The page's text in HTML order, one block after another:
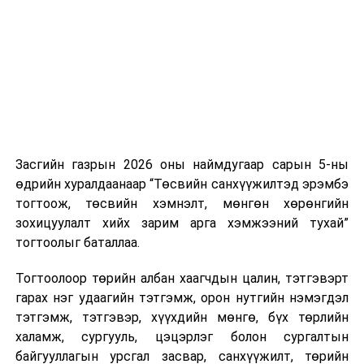
Шинэ хууль Францын зах зээлд үйлчилдэг гадаадын
дуудлагын төвүүдэд нөлөөлөхөөр байна. Тухайлбал,
Мароккогийн дуудлагын төвүүдийн орлогын 80 гаруй
хувь Францын зах зээлээс бүрддэг бөгөөд тус улсын
40–50 мянган ажлын байр эрсдэлд орж болзошгүйг
Засгийн газрын 2026 оны наймдугаар сарын 5-ны
өдрийн хуралдаанаар “Төсвийн санхүүжилтэд эрэмбэ
тогтоож, төсвийн хэмнэлт, мөнгөн хөрөнгийн
зохицуулалт хийх зарим арга хэмжээний тухай”
тогтоолыг баталлаа.
Тогтоолоор төрийн албан хаагчдын цалин, тэтгэвэрт
гарах нэг удаагийн тэтгэмж, орон нутгийн нэмэгдэл
тэтгэмж, тэтгэвэр, хүүхдийн мөнгө, бүх төрлийн
халамж, сургууль, цэцэрлэг болон сургалтын
байгууллагын урсгал засвар, санхүүжилт, төрийн